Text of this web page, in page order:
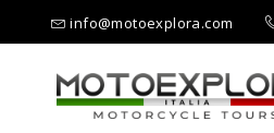
info@motoexplora.com